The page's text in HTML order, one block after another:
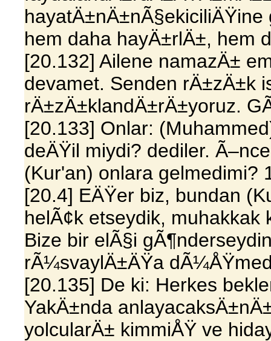
hem daha hayÄ±rlÄ±, hem
[20.132] Ailene namazÄ±
devamet. Senden rÄ±zÄ±k
rÄ±zÄ±klandÄ±rÄ±yoruz.
[20.133] Onlar:
deÄŸil miydi? dediler.
(Kur'an) onlara gelmedimi?
[20.4] EÄŸer biz, bundan
helÃ¢k etseydik, muhakkak
Bize bir elÃ§i
rÃ¼svaylÄ±ÄŸa
[20.135] De ki: Herkes
YakÄ±nda
yolcularÄ± kimmiÅŸ ve